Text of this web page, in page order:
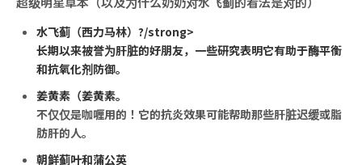
水飞蓟（西力马林）?/strong>
长期以来被誉为肝脏的好朋友，一些研究表明它有助于酶平衡
和抗氧化剂防御。
姜黄素（姜黄素。
不仅仅是咖喱用的！它的抗炎效果可能帮助那些肝脏迟缓或脂
肪肝的人。
朝鲜蓟叶和蒲公英